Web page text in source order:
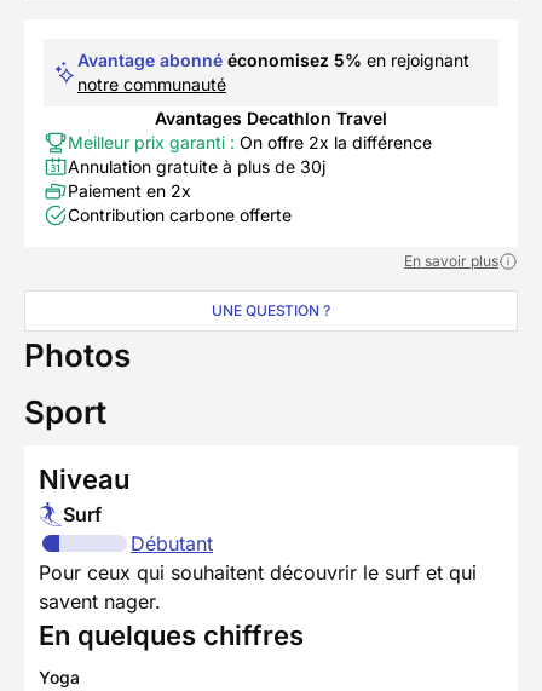
Avantage abonné économisez 5% en rejoignant
notre communauté
Avantages Decathlon Travel
Meilleur prix garanti : On offre 2x la différence
Annulation gratuite à plus de 30j
Paiement en 2x
Contribution carbone offerte
En savoir plus
UNE QUESTION ?
Photos
Sport
Niveau
Surf
Débutant
Pour ceux qui souhaitent découvrir le surf et qui
savent nager.
En quelques chiffres
Yoga